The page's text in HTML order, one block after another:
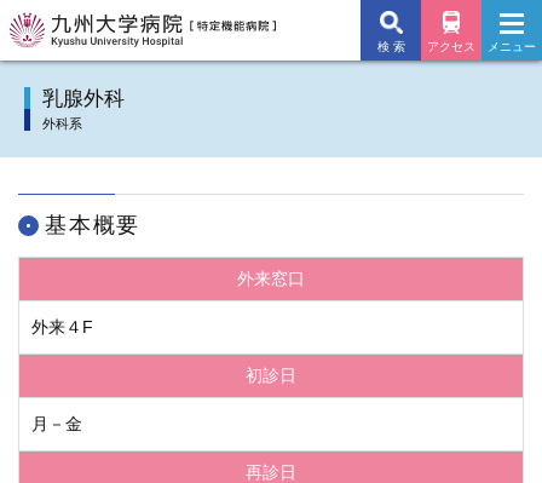
検 索 アクセス
九州大学病院TOP
施設・サービス
メニュー
乳腺外科
外科系
基本概要
外来窓口
外来４F
初診日
月－金
再診日